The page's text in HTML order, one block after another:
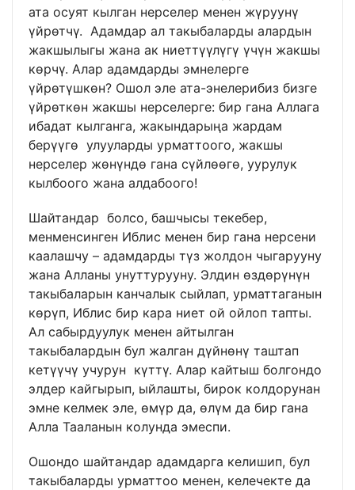
ата осуят кылган нерселер менен жүруунү
үйрөтчү. Адамдар ал такыбаларды алардын
жакшылыгы жана ак ниеттүүлүгү үчүн жакшы
көрчү. Алар адамдарды эмнелерге
үйрөтүшкөн? Ошол эле ата-энелерибиз бизге
үйрөткөн жакшы нерселерге: бир гана Аллага
ибадат кылганга, жакындарыңа жардам
берүүгө улууларды урматтоого, жакшы
нерселер жөнүндө гана сүйлөөгө, уурулук
кылбоого жана алдабоого!
Шайтандар болсо, башчысы текебер,
менменсинген Иблис менен бир гана нерсени
каалашчу – адамдарды түз жолдон чыгарууну
жана Алланы унуттурууну. Элдин өздөрүнүн
такыбаларын канчалык сыйлап, урматтаганын
көрүп, Иблис бир кара ниет ой ойлоп тапты.
Ал сабырдуулук менен айтылган
такыбалардын бул жалган дүйнөнү таштап
кетүүчү учурун күттү. Алар кайтыш болгондо
элдер кайгырып, ыйлашты, бирок колдорунан
эмне келмек эле, өмүр да, өлүм да бир гана
Алла Тааланын колунда эмеспи.
Ошондо шайтандар адамдарга келишип, бул
такыбаларды урматтоо менен, келечекте да